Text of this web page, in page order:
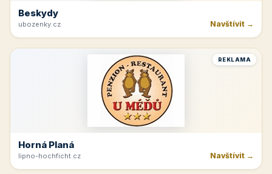
Beskydy
ubozenky.cz Navštívit →
REKLAMA
Horná Planá
lipno-hochficht.cz Navštívit →